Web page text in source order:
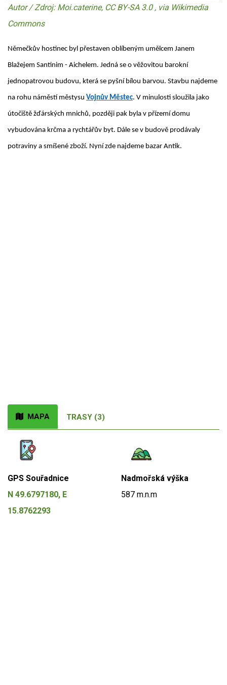
Autor / Zdroj: Moi.caterine, CC BY-SA 3.0 , via Wikimedia
Commons
Němečkův hostinec byl přestaven oblíbeným umělcem Janem
Blažejem Santinim - Aichelem. Jedná se o věžovitou barokní
jednopatrovou budovu, která se pyšní bílou barvou. Stavbu najdeme
na rohu náměstí městysu Vojnův Městec. V minulosti sloužila jako
útočiště žďárských mnichů, později pak byla v přízemí domu
vybudována krčma a rychtářův byt. Dále se v budově prodávaly
potraviny a smíšené zboží. Nyní zde najdeme bazar Antik.
MAPA TRASY (3)
GPS Souřadnice
N 49.6797180, E
15.8762293
Nadmořská výška
587 m.n.m